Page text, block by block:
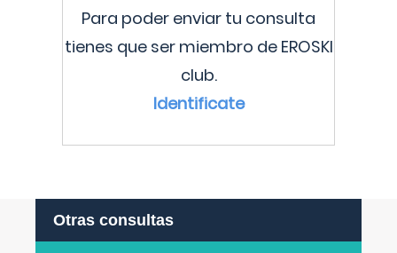
Para poder enviar tu consulta
tienes que ser miembro de EROSKI
club.
Identificate
Otras consultas